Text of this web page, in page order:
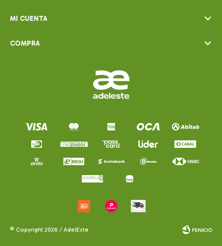
MI CUENTA
COMPRA
© Copyright 2026 / AdelEste